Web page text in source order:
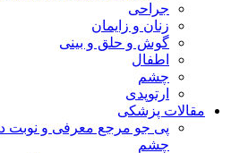
جراحی
زنان و زایمان
گوش و حلق و بینی
اطفال
چشم
ارتوپدی
مقالات پزشکی
پی جو مرجع معرفی و
چشم